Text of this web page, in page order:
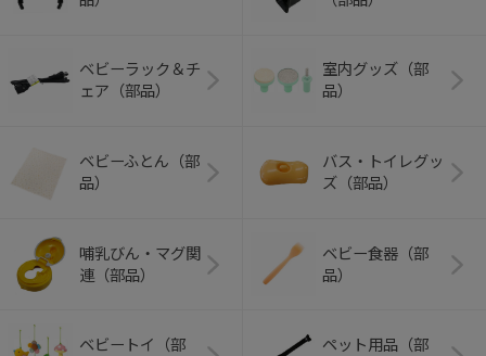
ベビーラック＆チ
ェア（部品）
室内グッズ（部
品）
ベビーふとん（部
品）
バス・トイレグッ
ズ（部品）
哺乳びん・マグ関
連（部品）
ベビー食器（部
品）
ベビートイ（部
ペット用品（部